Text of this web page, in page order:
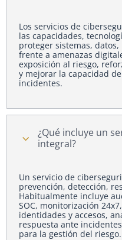
Los servicios de
las capacidades,
proteger sistemas,
frente a amenazas
exposición al riesgo,
y mejorar la capacidad
incidentes.
3
¿Qué incluye un
integral?
Un servicio de
prevención, detección,
Habitualmente incluye
SOC, monitorización
identidades y accesos,
respuesta ante
para la gestión del riesgo.